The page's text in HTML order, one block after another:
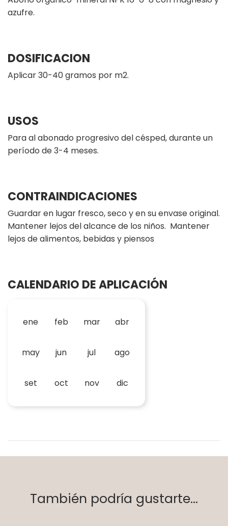
azufre.
DOSIFICACION
Aplicar 30-40 gramos por m2.
USOS
Para al abonado progresivo del césped, durante un
período de 3-4 meses.
CONTRAINDICACIONES
Guardar en lugar fresco, seco y en su envase original.
Mantener lejos del alcance de los niños. Mantener
lejos de alimentos, bebidas y piensos
CALENDARIO DE APLICACIÓN
ene feb mar abr
may jun jul ago
set oct nov dic
También podría gustarte...